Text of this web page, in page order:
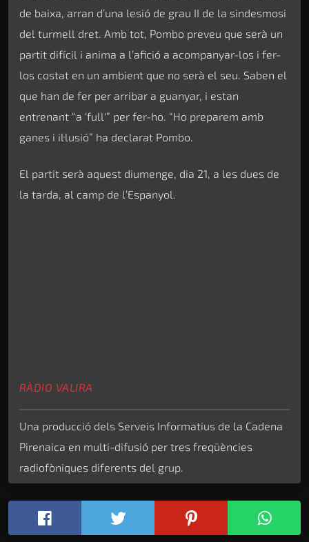
de baixa, arran d’una lesió de grau II de la sindesmosi
del turmell dret. Amb tot, Pombo preveu que serà un
partit difícil i anima a l’afició a acompanyar-los i fer-
los costat en un ambient que no serà el seu. Saben el
que han de fer per arribar a guanyar, i estan
entrenant “a ‘full'” per fer-ho. “Ho preparem amb
ganes i il·lusió” ha declarat Pombo.
El partit serà aquest diumenge, dia 21, a les dues de
la tarda, al camp de l’Espanyol.
RÀDIO VALIRA
Una producció dels Serveis Informatius de la Cadena
Pirenaica en multi-difusió per tres freqüències
radiofòniques diferents del grup.